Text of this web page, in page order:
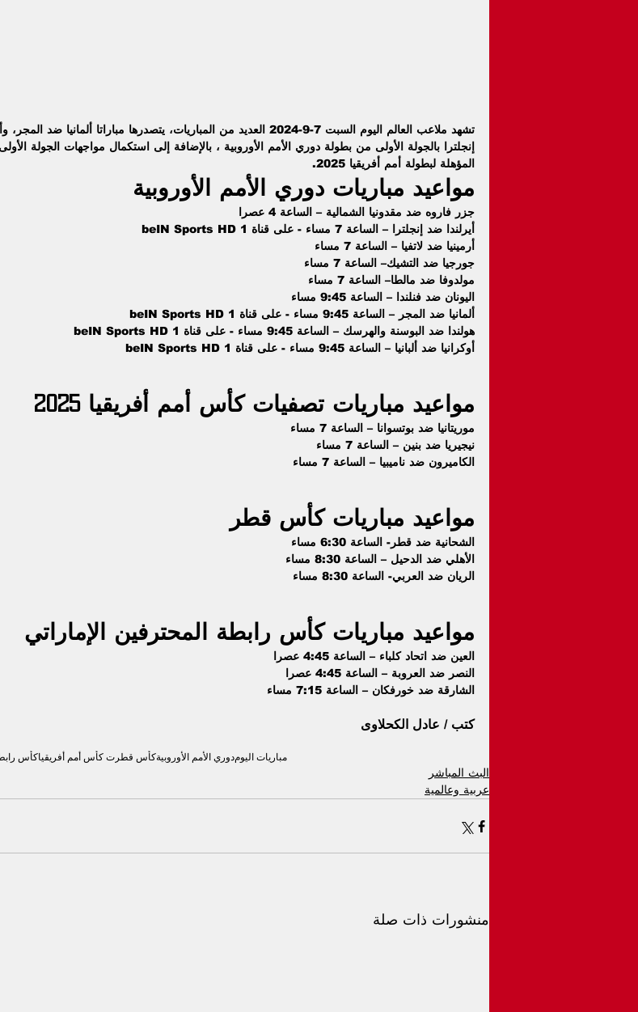
تشهد ملاعب العالم اليوم السبت 7-9-2024 العديد من المباريات، يتصدرها مباراتا ألمانيا ضد
إنجلترا بالجولة الأولى من بطولة دوري الأمم الأوروبية ، بالإضافة إلى استكمال مواجهات الجولة
المؤهلة لبطولة أمم أفريقيا 2025.
مواعيد مباريات دوري الأمم الأوروبية
جزر فاروه ضد مقدونيا الشمالية – الساعة 4 عصرا
أيرلندا ضد إنجلترا – الساعة 7 مساء - على قناة beIN Sports HD 1
أرمينيا ضد لاتفيا – الساعة 7 مساء
جورجيا ضد التشيك– الساعة 7 مساء
مولدوفا ضد مالطا– الساعة 7 مساء
اليونان ضد فنلندا – الساعة 9:45 مساء
ألمانيا ضد المجر – الساعة 9:45 مساء - على قناة beIN Sports HD 1
هولندا ضد البوسنة والهرسك – الساعة 9:45 مساء - على قناة beIN Sports HD 1
أوكرانيا ضد ألبانيا – الساعة 9:45 مساء - على قناة beIN Sports HD 1
مواعيد مباريات تصفيات كأس أمم أفريقيا 2025
موريتانيا ضد بوتسوانا – الساعة 7 مساء
نيجيريا ضد بنين – الساعة 7 مساء
الكاميرون ضد ناميبيا – الساعة 7 مساء
مواعيد مباريات كأس قطر
الشحانية ضد قطر- الساعة 6:30 مساء
الأهلي ضد الدحيل – الساعة 8:30 مساء
الريان ضد العربي- الساعة 8:30 مساء
مواعيد مباريات كأس رابطة المحترفين الإماراتي
العين ضد اتحاد كلباء – الساعة 4:45 عصرا
النصر ضد العروبة – الساعة 4:45 عصرا
الشارقة ضد خورفكان – الساعة 7:15 مساء
كتب / عادل الكحلاوى
مباريات اليومدوري الأمم الأوروبيةكأس قطرت كأس أمم أفريقياكأس
البث المباشر
عربية وعالمية
منشورات ذات صلة